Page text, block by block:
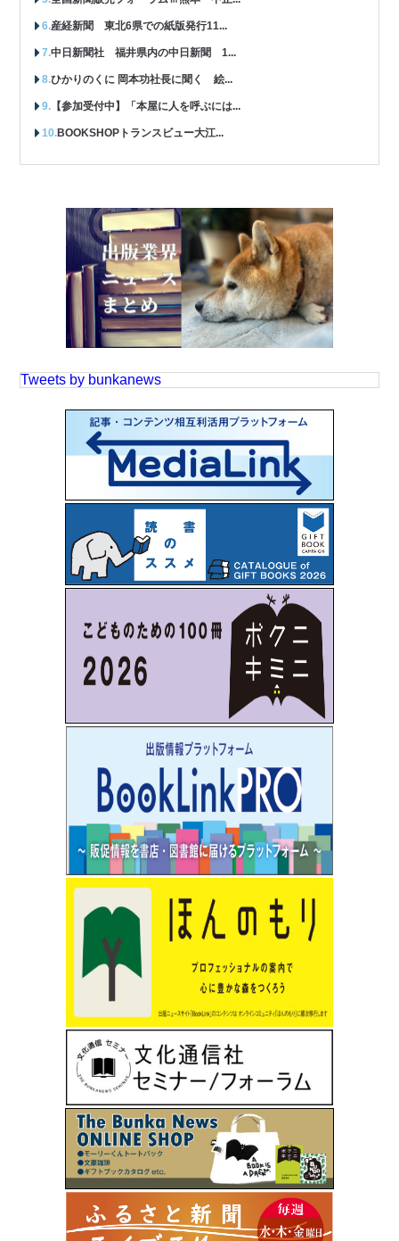
産経新聞 東北6県での紙版発行11...
中日新聞社 福井県内の中日新聞 1...
ひかりのくに 岡本功社長に聞く 絵...
【参加受付中】「本屋に人を呼ぶには...
BOOKSHOPトランスビュー大江...
Tweets by bunkanews